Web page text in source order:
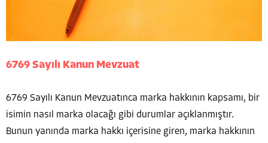
6769 Sayılı Kanun Mevzuat
6769 Sayılı Kanun Mevzuatınca marka hakkının kapsamı, bir
isimin nasıl marka olacağı gibi durumlar açıklanmıştır.
Bunun yanında marka hakkı içerisine giren, marka hakkının